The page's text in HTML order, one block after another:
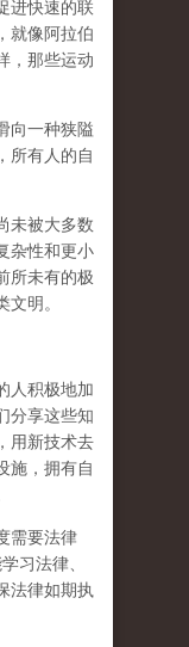
进快速的联
就像阿拉伯
，那些运动
向一种狭隘
所有人的自
未被大多数
杂性和更小
所未有的极
明。
人积极地加
分享这些知
用新技术去
施，拥有自
需要法律
习法律、
法律如期执